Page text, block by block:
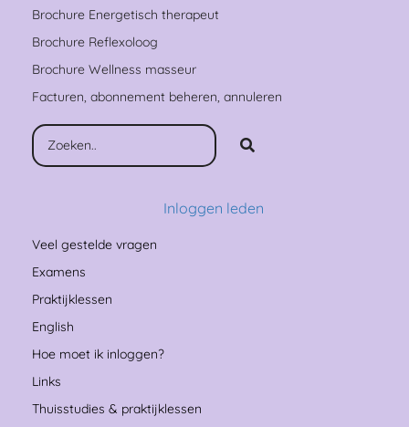
Brochure Energetisch therapeut
Brochure Reflexoloog
Brochure Wellness masseur
Facturen, abonnement beheren, annuleren
Inloggen leden
Veel gestelde vragen
Examens
Praktijklessen
English
Hoe moet ik inloggen?
Links
Thuisstudies & praktijklessen